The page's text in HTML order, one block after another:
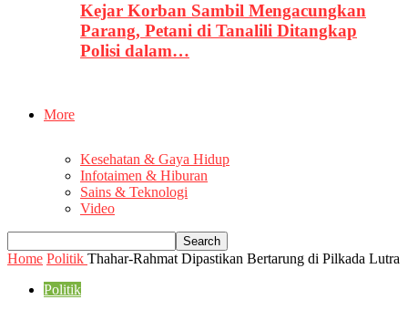
Kejar Korban Sambil Mengacungkan
Parang, Petani di Tanalili Ditangkap
Polisi dalam…
More
Kesehatan & Gaya Hidup
Infotaimen & Hiburan
Sains & Teknologi
Video
Home Politik Thahar-Rahmat Dipastikan Bertarung di Pilkada Lutra
Politik